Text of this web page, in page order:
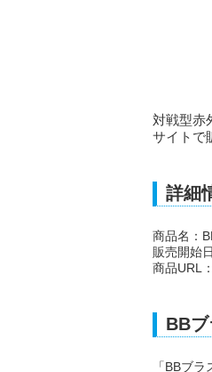
対戦型赤
サイトで
詳細
商品名：
販売開始
商品URL：
BB
「BBブ